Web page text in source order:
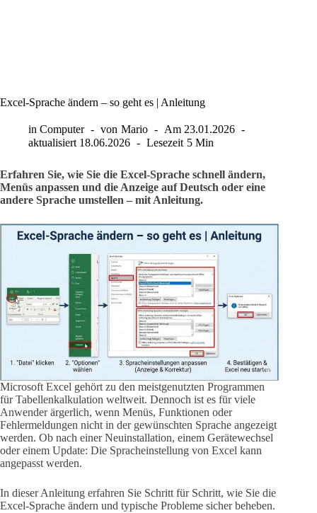
Excel-Sprache ändern – so geht es | Anleitung
in Computer von Mario Am 23.01.2026
aktualisiert 18.06.2026 Lesezeit 5 Min
Erfahren Sie, wie Sie die Excel-Sprache schnell ändern,
Menüs anpassen und die Anzeige auf Deutsch oder eine
andere Sprache umstellen – mit Anleitung.
Microsoft Excel gehört zu den meistgenutzten Programmen
für Tabellenkalkulation weltweit. Dennoch ist es für viele
Anwender ärgerlich, wenn Menüs, Funktionen oder
Fehlermeldungen nicht in der gewünschten Sprache angezeigt
werden. Ob nach einer Neuinstallation, einem Gerätewechsel
oder einem Update: Die Spracheinstellung von Excel kann
angepasst werden.
In dieser Anleitung erfahren Sie Schritt für Schritt, wie Sie die
Excel-Sprache ändern und typische Probleme sicher beheben.